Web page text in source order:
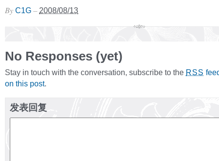
By C1G – 2008/08/13
No Responses (yet)
Stay in touch with the conversation, subscribe to the RSS
on this post.
发表回复